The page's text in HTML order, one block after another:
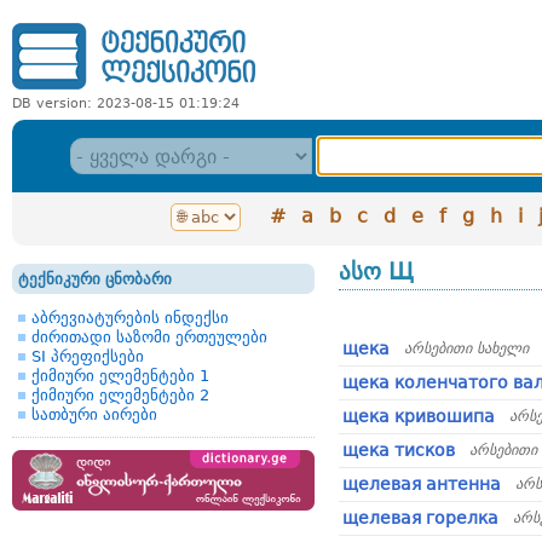
DB version: 2023-08-15 01:19:24
# a b c d e f g h i j
ტექნიკური ცნობარი
აბრევიატურების ინდექსი
ძირითადი საზომი ერთეულები
SI პრეფიქსები
ქიმიური ელემენტები 1
ქიმიური ელემენტები 2
სათბური აირები
ასო Щ
щека არსებითი სახელი
щека коленчатого
щека кривошипа
щека тисков
щелевая антенна
щелевая горелка